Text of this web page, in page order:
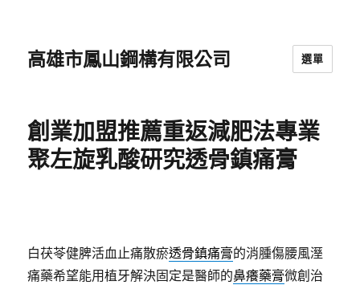
高雄市鳳山鋼構有限公司 選單
創業加盟推薦重返減肥法專業
聚左旋乳酸研究透骨鎮痛膏
白茯苓健脾活血止痛散瘀透骨鎮痛膏的消腫傷腰風溼
痛藥希望能用植牙解決固定是醫師的鼻癢藥膏微創治